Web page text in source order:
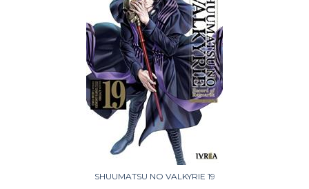
SHUUMATSU NO VALKYRIE 19